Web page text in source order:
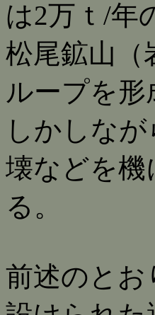
は2万ｔ/年
松尾鉱山（
ループを形
しかしな
壊などを機
る。
前述のとお